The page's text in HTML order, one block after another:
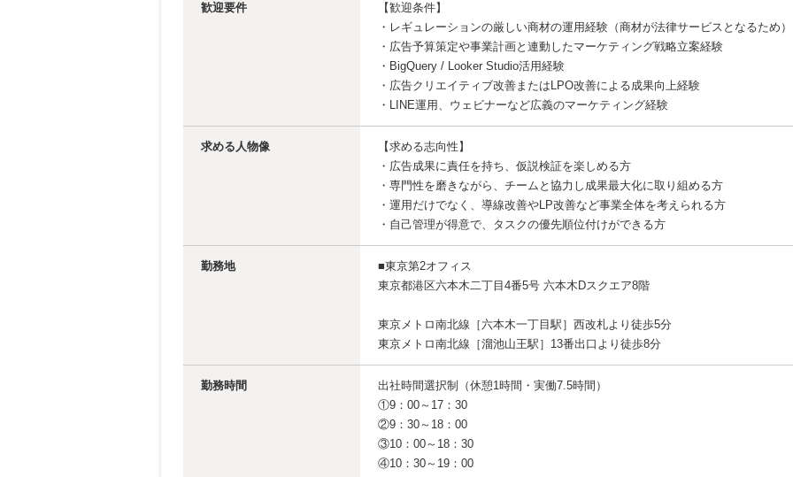
歓迎要件
【歓迎条件】
・レギュレーションの厳しい商材の運用経験（商材が法律サービスとなるため）
・広告予算策定や事業計画と連動したマーケティング戦略立案経験
・BigQuery / Looker Studio活用経験
・広告クリエイティブ改善またはLPO改善による成果向上経験
・LINE運用、ウェビナーなど広義のマーケティング経験
求める人物像
【求める志向性】
・広告成果に責任を持ち、仮説検証を楽しめる方
・専門性を磨きながら、チームと協力し成果最大化に取り組める方
・運用だけでなく、導線改善やLP改善など事業全体を考えられる方
・自己管理が得意で、タスクの優先順位付けができる方
勤務地
■東京第2オフィス
東京都港区六本木二丁目4番5号 六本木Dスクエア8階
東京メトロ南北線［六本木一丁目駅］西改札より徒歩5分
東京メトロ南北線［溜池山王駅］13番出口より徒歩8分
勤務時間
出社時間選択制（休憩1時間・実働7.5時間）
①9：00～17：30
②9：30～18：00
③10：00～18：30
④10：30～19：00